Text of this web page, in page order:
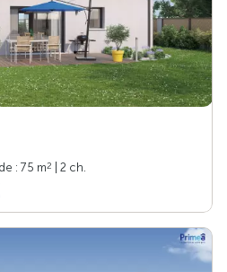
: 75 m2
| 2 ch.